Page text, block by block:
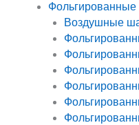
Воздушные